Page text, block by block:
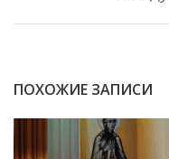
ПОХОЖИЕ ЗАПИСИ